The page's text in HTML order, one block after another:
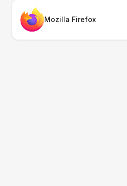
Mozilla Firefox